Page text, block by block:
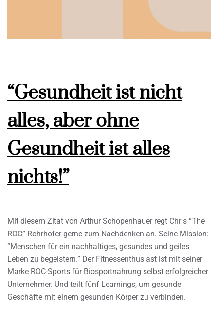
“Gesundheit ist nicht
alles, aber ohne
Gesundheit ist alles
nichts!”
Mit diesem Zitat von Arthur Schopenhauer regt Chris “The
ROC” Rohrhofer gerne zum Nachdenken an. Seine Mission:
“Menschen für ein nachhaltiges, gesundes und geiles
Leben zu begeistern.” Der Fitnessenthusiast ist mit seiner
Marke ROC-Sports für Biosportnahrung selbst erfolgreicher
Unternehmer. Und teilt fünf Learnings, um gesunde
Geschäfte mit einem gesunden Körper zu verbinden.